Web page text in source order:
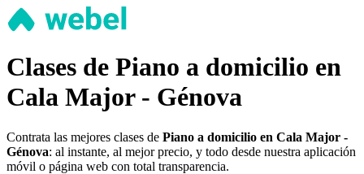
Clases de Piano a domicilio en
Cala Major - Génova
Contrata las mejores clases de Piano a domicilio en Cala Major -
Génova: al instante, al mejor precio, y todo desde nuestra aplicación
móvil o página web con total transparencia.